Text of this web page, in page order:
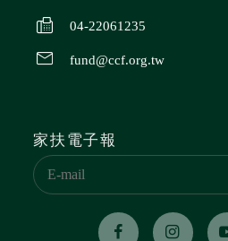
04-22061235
fund@ccf.org.tw
家扶電子報